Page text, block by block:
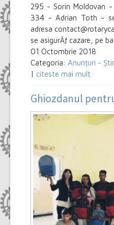
295 - Sorin Moldovan
334 - Adrian Toth -
adresa
se asigurÄƒ cazare, pe
01 Octombrie 2018
Categoria: Anunțuri -
| citeste mai mult
Ghiozdanul